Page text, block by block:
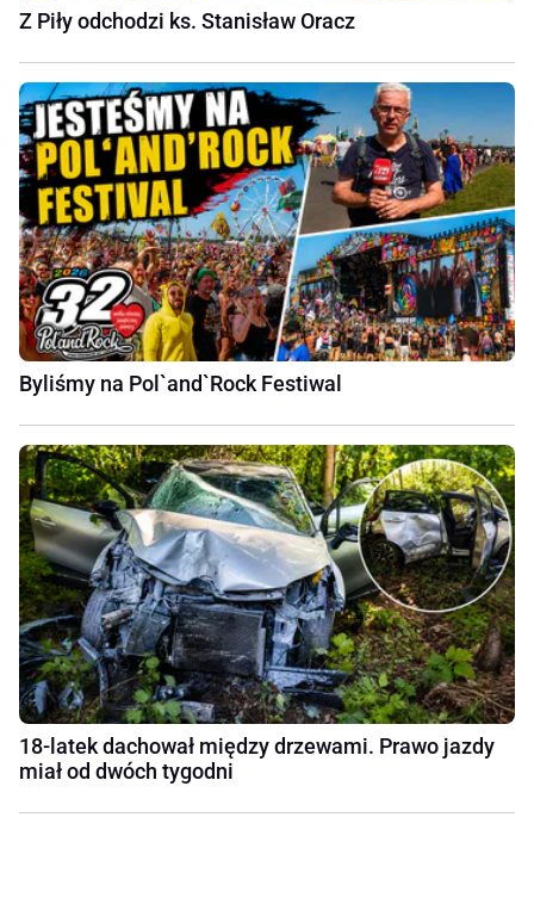
Z Piły odchodzi ks. Stanisław Oracz
Byliśmy na Pol`and`Rock Festiwal
18-latek dachował między drzewami. Prawo jazdy
miał od dwóch tygodni